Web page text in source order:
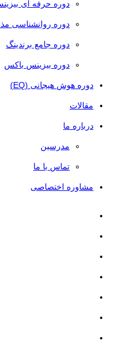
دوره حرفه ای
دوره روانشناسی
دوره جامع برندینگ
دوره بیزینس باکس
دوره هوش هیجانی (EQ)
مقالات
درباره ما
مدرسین
تماس با ما
مشاوره اختصاصی